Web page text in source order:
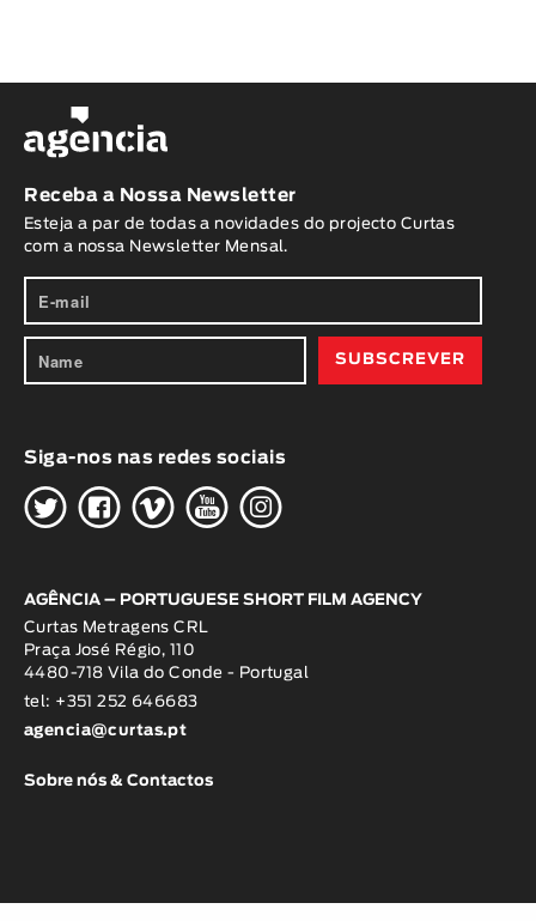
Receba a Nossa Newsletter
Esteja a par de todas a novidades do projecto Curtas
com a nossa Newsletter Mensal.
Siga-nos nas redes sociais
HGWOK
AGÊNCIA – PORTUGUESE SHORT FILM AGENCY
Curtas Metragens CRL
Praça José Régio, 110
4480-718 Vila do Conde - Portugal
tel: +351 252 646683
agencia@curtas.pt
Sobre nós & Contactos